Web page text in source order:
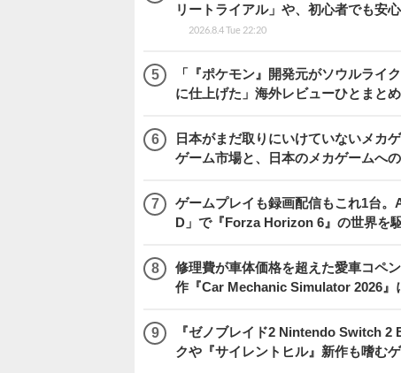
リートライアル」や、初心者でも安
2026.8.4 Tue 22:20
「『ポケモン』開発元がソウルライ
に仕上げた」海外レビューひとまと
日本がまだ取りにいけていないメカ
ゲーム市場と、日本のメカゲームへ
ゲームプレイも録画配信もこれ1台
D」で『Forza Horizon 6』の世界を
修理費が車体価格を超えた愛車コペ
作『Car Mechanic Simulator 2026』
『ゼノブレイド2 Nintendo Switch
クや『サイレントヒル』新作も嗜む